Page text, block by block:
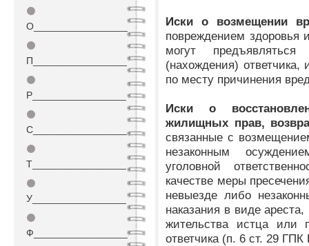
⚫
О_________________
⚫
П_________________
⚫
Р_________________
⚫
С_________________
⚫
Т_________________
⚫
У_________________
⚫
Ф_________________
Иски о возмещении
повреждением здоровья
могут
(нахождения)
по месту причинения
Иски о
жилищных прав,
связанные с
незаконным
уголовной
качестве меры
невыезде либо
наказания в виде
жительства истца или
ответчика (п. 6 ст. 29